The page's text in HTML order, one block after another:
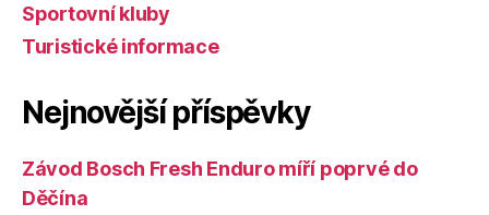
Sportovní kluby
Turistické informace
Nejnovější příspěvky
Závod Bosch Fresh Enduro míří poprvé do
Děčína